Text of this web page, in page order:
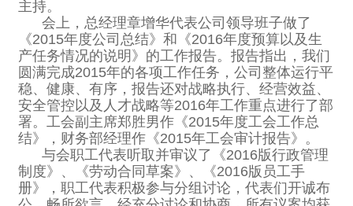
主持。
会上，总经理章增华代表公司领导班子做了
《2015年度公司总结》和《2016年度预算以及生
产任务情况的说明》的工作报告。报告指出，我们
圆满完成2015年的各项工作任务，公司整体运行平
稳、健康、有序，报告还对战略执行、经营效益、
安全管控以及人才战略等2016年工作重点进行了部
署。工会副主席郑胜男作《2015年度工会工作总
结》，财务部经理作《2015年工会审计报告》。
与会职工代表听取并审议了《2016版行政管理
制度》、《劳动合同草案》、《2016版员工手
册》，职工代表积极参与分组讨论，代表们开诚布